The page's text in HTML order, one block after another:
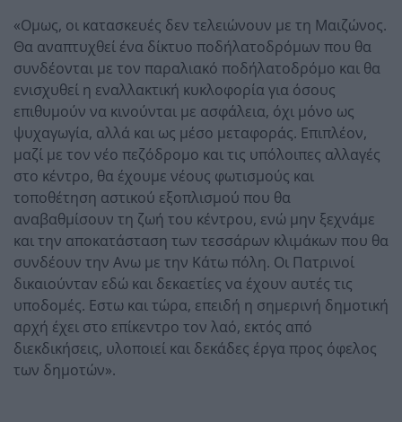
«Ομως, οι κατασκευές δεν τελειώνουν με τη Μαιζώνος.
Θα αναπτυχθεί ένα δίκτυο ποδήλατοδρόμων που θα
συνδέονται με τον παραλιακό ποδήλατοδρόμο και θα
ενισχυθεί η εναλλακτική κυκλοφορία για όσους
επιθυμούν να κινούνται με ασφάλεια, όχι μόνο ως
ψυχαγωγία, αλλά και ως μέσο μεταφοράς. Επιπλέον,
μαζί με τον νέο πεζόδρομο και τις υπόλοιπες αλλαγές
στο κέντρο, θα έχουμε νέους φωτισμούς και
τοποθέτηση αστικού εξοπλισμού που θα
αναβαθμίσουν τη ζωή του κέντρου, ενώ μην ξεχνάμε
και την αποκατάσταση των τεσσάρων κλιμάκων που θα
συνδέουν την Ανω με την Κάτω πόλη. Οι Πατρινοί
δικαιούνταν εδώ και δεκαετίες να έχουν αυτές τις
υποδομές. Εστω και τώρα, επειδή η σημερινή δημοτική
αρχή έχει στο επίκεντρο τον λαό, εκτός από
διεκδικήσεις, υλοποιεί και δεκάδες έργα προς όφελος
των δημοτών».